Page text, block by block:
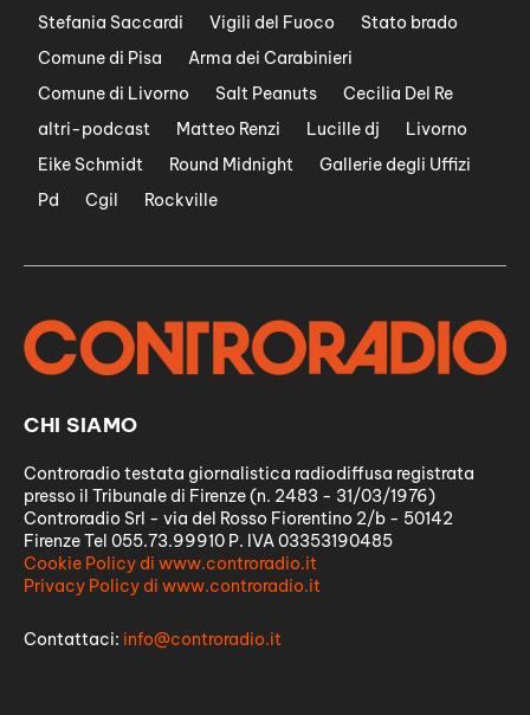
Stefania Saccardi
Vigili del Fuoco
Stato brado
Comune di Pisa
Arma dei Carabinieri
Comune di Livorno
Salt Peanuts
Cecilia Del Re
altri-podcast
Matteo Renzi Lucille dj
Livorno
Eike Schmidt
Round Midnight
Gallerie degli Uffizi
Pd
Cgil Rockville
CHI SIAMO
Controradio testata giornalistica radiodiffusa registrata
presso il Tribunale di Firenze (n. 2483 - 31/03/1976)
Controradio Srl - via del Rosso Fiorentino 2/b - 50142
Firenze Tel 055.73.99910 P. IVA 03353190485
Cookie Policy di www.controradio.it
Privacy Policy di www.controradio.it
Contattaci: info@controradio.it